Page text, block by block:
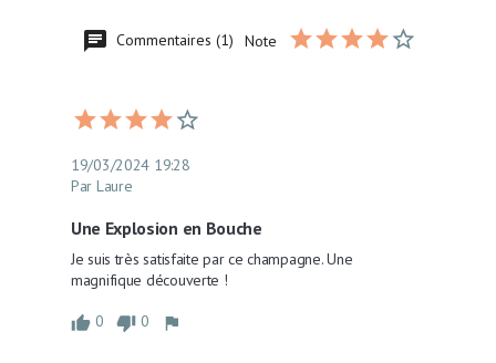
Commentaires (1) Note
19/03/2024 19:28
Par Laure
Une Explosion en Bouche
Je suis très satisfaite par ce champagne. Une
magnifique découverte !
0 0